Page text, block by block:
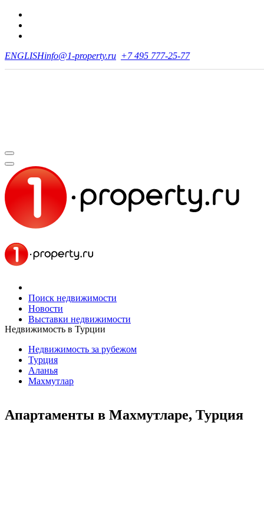
ENGLISHinfo@1-property.ru +7 495 777-25-77
Поиск недвижимости
Новости
Выставки недвижимости
Недвижимость в Турции
Недвижимость за рубежом
Турция
Аланья
Махмутлар
Апартаменты в Махмутларе, Турция